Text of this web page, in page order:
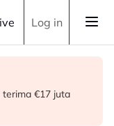
Log in
terima €17 juta
ini
besar pacu